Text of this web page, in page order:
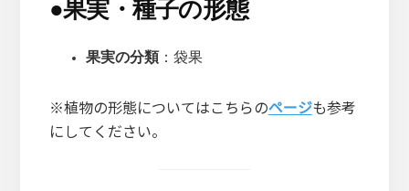
●果実・種子の形態
果実の分類 ：袋果
※植物の形態についてはこちらのページも参考
にしてください。